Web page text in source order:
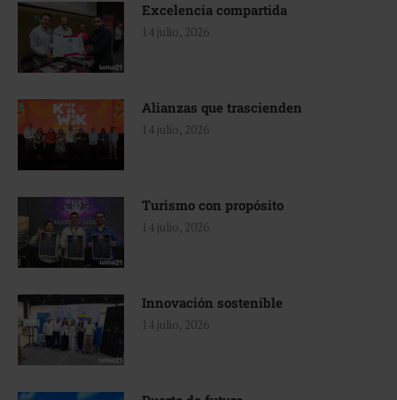
Excelencia compartida
14 julio, 2026
Alianzas que trascienden
14 julio, 2026
Turismo con propósito
14 julio, 2026
Innovación sostenible
14 julio, 2026